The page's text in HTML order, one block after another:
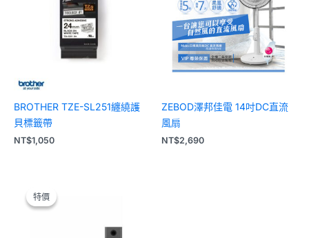
BROTHER TZE-SL251纏繞護
貝標籤帶
NT$1,050
ZEBOD澤邦佳電 14吋DC直流
風扇
NT$2,690
特價
特價